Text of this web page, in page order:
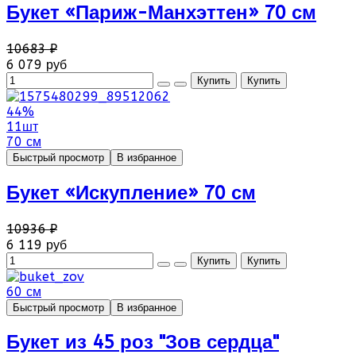
Букет «Париж-Манхэттен» 70 см
10683 ₽
6 079 руб
44%
11шт
70 см
Быстрый просмотр В избранное
Букет «Искупление» 70 см
10936 ₽
6 119 руб
60 см
Быстрый просмотр В избранное
Букет из 45 роз "Зов сердца"